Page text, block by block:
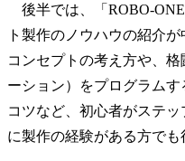
後半では、「ROBO-
ト製作のノウハウの紹介
コンセプトの考え方や、
ーション）をプログラム
コツなど、初心者がステ
に製作の経験がある方でも